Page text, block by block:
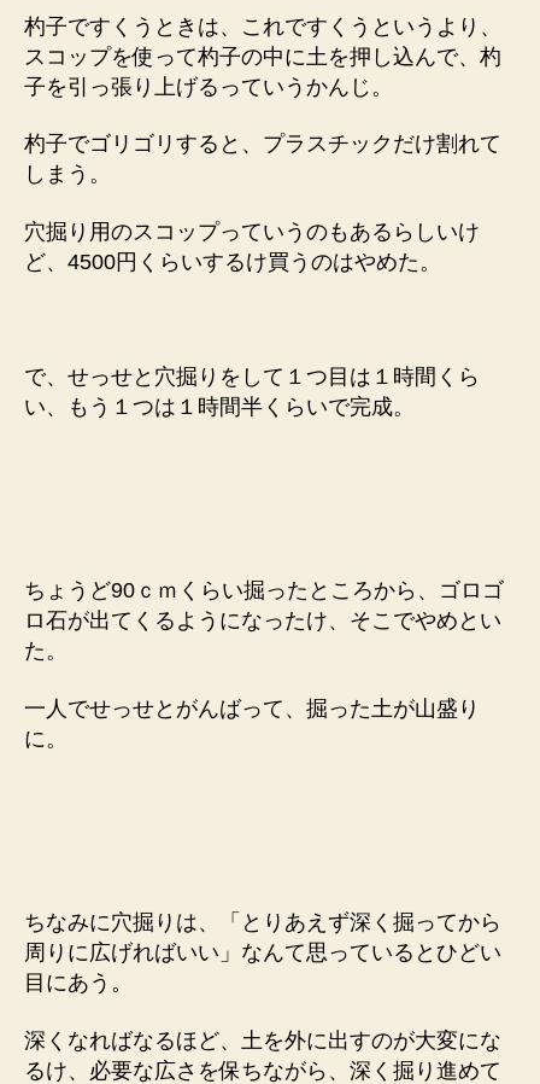
杓子ですくうときは、これですくうというより、
スコップを使って杓子の中に土を押し込んで、杓
子を引っ張り上げるっていうかんじ。
杓子でゴリゴリすると、プラスチックだけ割れて
しまう。
穴掘り用のスコップっていうのもあるらしいけ
ど、4500円くらいするけ買うのはやめた。
で、せっせと穴掘りをして１つ目は１時間くら
い、もう１つは１時間半くらいで完成。
ちょうど90ｃｍくらい掘ったところから、ゴロゴ
ロ石が出てくるようになったけ、そこでやめとい
た。
一人でせっせとがんばって、掘った土が山盛り
に。
ちなみに穴掘りは、「とりあえず深く掘ってから
周りに広げればいい」なんて思っているとひどい
目にあう。
深くなればなるほど、土を外に出すのが大変にな
るけ、必要な広さを保ちながら、深く掘り進めて